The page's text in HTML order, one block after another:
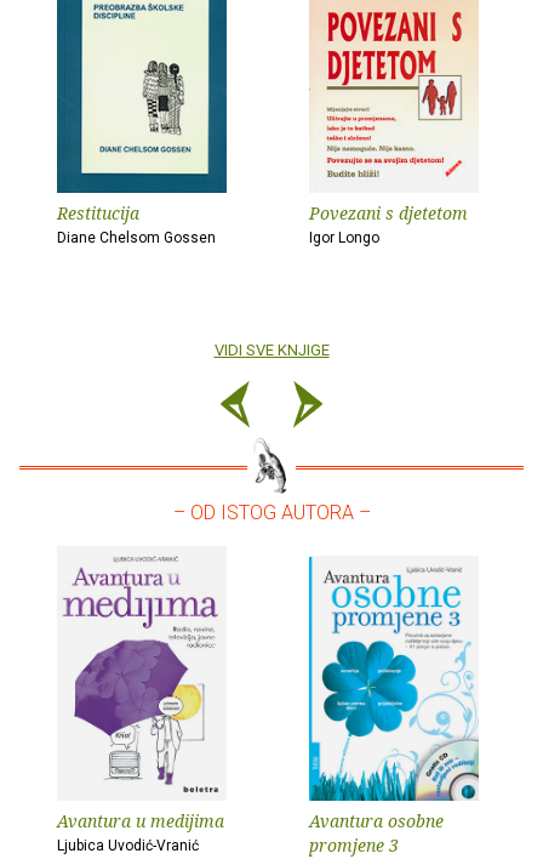
Restitucija
Diane Chelsom Gossen
Povezani s djetetom
Igor Longo
VIDI SVE KNJIGE
– OD ISTOG AUTORA –
Avantura u medijima
Ljubica Uvodić-Vranić
Avantura osobne
promjene 3